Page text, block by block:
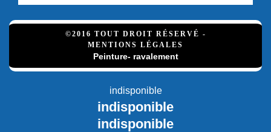
©2016 TOUT DROIT RÉSERVÉ -
MENTIONS LÉGALES
Peinture- ravalement
indisponible
indisponible
indisponible